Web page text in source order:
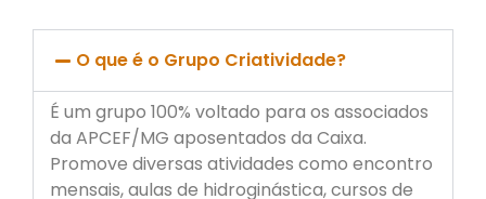
O que é o Grupo Criatividade?
É um grupo 100% voltado para os associados
da APCEF/MG aposentados da Caixa.
Promove diversas atividades como encontro
mensais, aulas de hidroginástica, cursos de